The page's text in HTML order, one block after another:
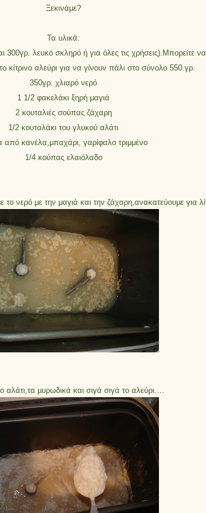
Ξεκινάμε?
Τα υλικά:
λευκό σκληρό ή για όλες τις χρήσεις).Μπορείτε
κίτρινο αλεύρι για να γίνουν πάλι στο σύνολο 550.γρ.
350γρ. χλιαρό νερό
1 1/2 φακελάκι ξηρή μαγιά
2 κουταλιές σούπας ζάχαρη
1/2 κουταλάκι του γλυκού αλάτι
από κανέλα,μπαχάρι, γαρίφαλο τριμμένο
1/4 κούπας ελαιόλαδο
το νερό με την μαγιά και την ζάχαρη,ανακατεύουμε για
αλάτι,τα μυρωδικά και σιγά σιγά το αλεύρι….